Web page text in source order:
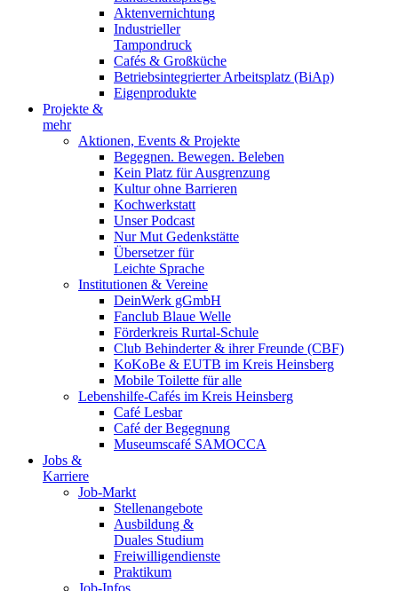
Aktenvernichtung
Industrieller
Tampondruck
Cafés & Großküche
Betriebsintegrierter Arbeitsplatz (BiAp)
Eigenprodukte
Projekte &
mehr
Aktionen, Events & Projekte
Begegnen. Bewegen. Beleben
Kein Platz für Ausgrenzung
Kultur ohne Barrieren
Kochwerkstatt
Unser Podcast
Nur Mut Gedenkstätte
Übersetzer für
Leichte Sprache
Institutionen & Vereine
DeinWerk gGmbH
Fanclub Blaue Welle
Förderkreis Rurtal-Schule
Club Behinderter & ihrer Freunde (CBF)
KoKoBe & EUTB im Kreis Heinsberg
Mobile Toilette für alle
Lebenshilfe-Cafés im Kreis Heinsberg
Café Lesbar
Café der Begegnung
Museumscafé SAMOCCA
Jobs &
Karriere
Job-Markt
Stellenangebote
Ausbildung &
Duales Studium
Freiwilligendienste
Praktikum
Job-Infos